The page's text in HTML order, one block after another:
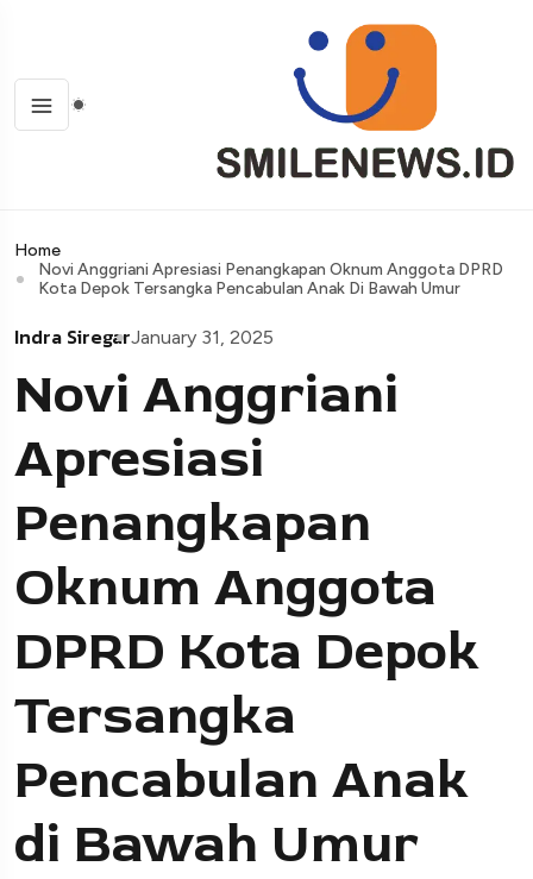
Home
Novi Anggriani Apresiasi Penangkapan Oknum Anggota DPRD
Kota Depok Tersangka Pencabulan Anak Di Bawah Umur
Indra SiregarJanuary 31, 2025
Novi Anggriani
Apresiasi
Penangkapan
Oknum Anggota
DPRD Kota Depok
Tersangka
Pencabulan Anak
di Bawah Umur